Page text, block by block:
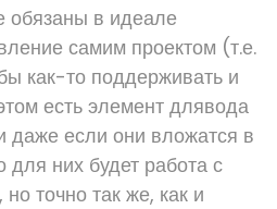
обязаны в идеале
самим проектом (т.е.
как-то поддерживать и
есть элемент длявода
даже если они вложатся в
для них будет работа с
точно так же, как и